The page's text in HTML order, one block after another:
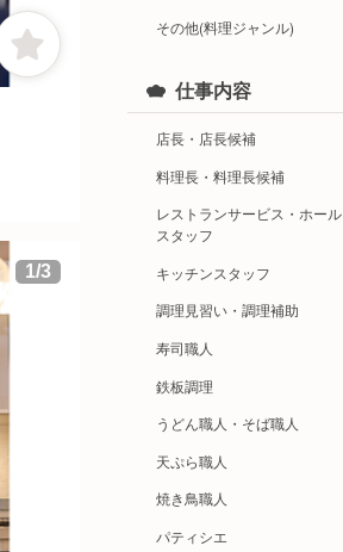
1/3
その他(料理ジャンル)
仕事内容
店長・店長候補
料理長・料理長候補
レストランサービス・ホール
スタッフ
キッチンスタッフ
調理見習い・調理補助
寿司職人
鉄板調理
うどん職人・そば職人
天ぷら職人
焼き鳥職人
パティシエ